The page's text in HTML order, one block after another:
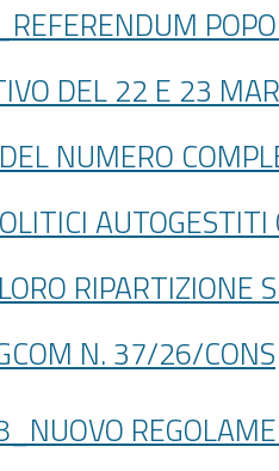
DEL 22 E 23
NUMERO
RIPARTIZIONE
N. 37/26/CONS